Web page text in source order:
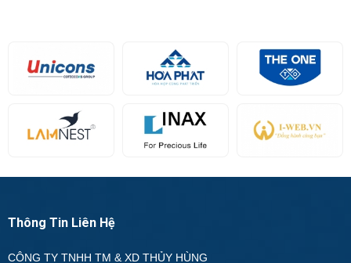
Thông Tin Liên Hệ
CÔNG TY TNHH TM & XD THỦY HÙNG